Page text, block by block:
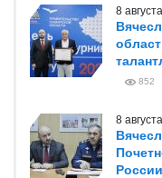
8
852
8
России